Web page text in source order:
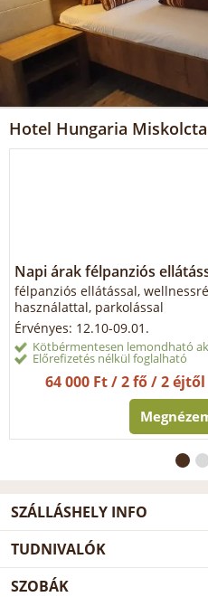
Hotel Hungaria
Napi árak félpanziós
félpanziós ellátással,
használattal, parkolással
Érvényes: 12.10-09.01.
Kötbérmentesen lemondható
Előrefizetés nélkül foglalható
64 000 Ft / 2 fő / 2 éjtől
SZÁLLÁSHELY INFO
TUDNIVALÓK
SZOBÁK